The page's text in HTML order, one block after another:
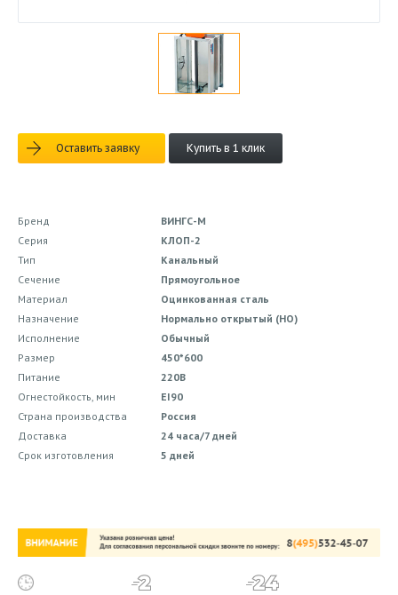
Оставить заявку Купить в 1 клик
Бренд
ВИНГС-М
Серия
КЛОП-2
Тип
Канальный
Сечение
Прямоугольное
Материал
Оцинкованная сталь
Назначение
Нормально открытый (НО)
Исполнение
Обычный
Размер
450*600
Питание
220В
Огнестойкость, мин
EI90
Страна производства
Россия
Доставка
24 часа/7 дней
Срок изготовления
5 дней